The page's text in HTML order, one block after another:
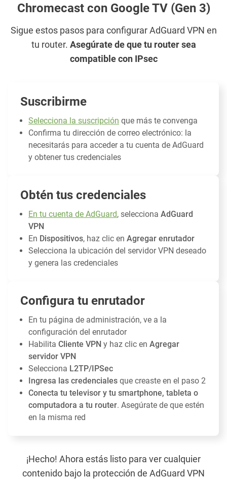
Chromecast con Google TV (Gen 3)
Sigue estos pasos para configurar AdGuard VPN en
tu router. Asegúrate de que tu router sea
compatible con IPsec
Suscribirme
Selecciona la suscripción que más te convenga
Confirma tu dirección de correo electrónico: la
necesitarás para acceder a tu cuenta de AdGuard
y obtener tus credenciales
Obtén tus credenciales
En tu cuenta de AdGuard, selecciona AdGuard
VPN
En Dispositivos, haz clic en Agregar enrutador
Selecciona la ubicación del servidor VPN deseado
y genera las credenciales
Configura tu enrutador
En tu página de administración, ve a la
configuración del enrutador
Habilita Cliente VPN y haz clic en Agregar
servidor VPN
Selecciona L2TP/IPSec
Ingresa las credenciales que creaste en el paso 2
Conecta tu televisor y tu smartphone, tableta o
computadora a tu router. Asegúrate de que estén
en la misma red
¡Hecho! Ahora estás listo para ver cualquier
contenido bajo la protección de AdGuard VPN